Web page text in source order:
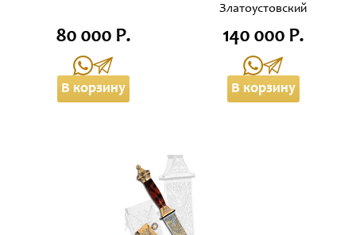
80 000 Р.
В корзину
Златоустовский
140 000 Р.
В корзину